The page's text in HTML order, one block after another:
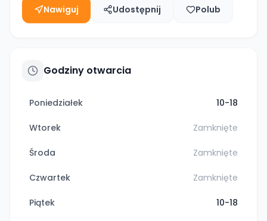
Nawiguj Udostępnij Polub
Godziny otwarcia
Poniedziałek 10-18
Wtorek Zamknięte
Środa Zamknięte
Czwartek Zamknięte
Piątek 10-18